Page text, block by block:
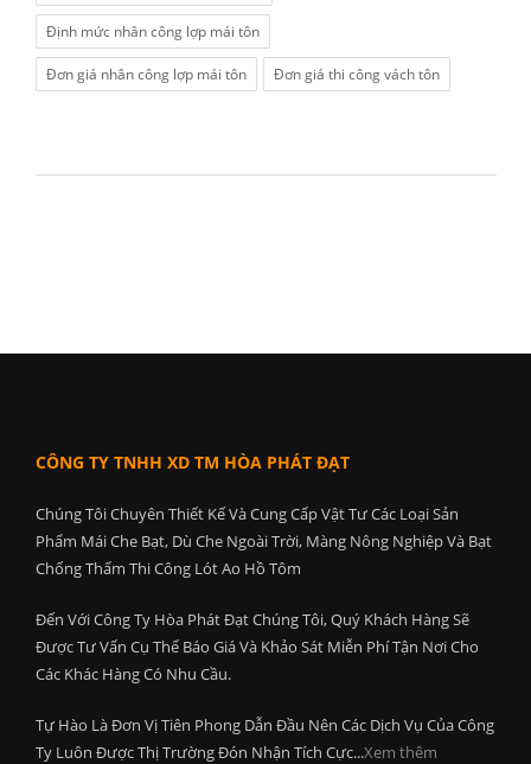
Định mức nhân công lợp mái tôn
Đơn giá nhân công lợp mái tôn Đơn giá thi công vách tôn
CÔNG TY TNHH XD TM HÒA PHÁT ĐẠT
Chúng Tôi Chuyên Thiết Kế Và Cung Cấp Vật Tư Các Loại Sản
Phẩm Mái Che Bạt, Dù Che Ngoài Trời, Màng Nông Nghiệp Và Bạt
Chống Thấm Thi Công Lót Ao Hồ Tôm
Đến Với Công Ty Hòa Phát Đạt Chúng Tôi, Quý Khách Hàng Sẽ
Được Tư Vấn Cụ Thể Báo Giá Và Khảo Sát Miễn Phí Tận Nơi Cho
Các Khác Hàng Có Nhu Cầu.
Tự Hào Là Đơn Vị Tiên Phong Dẫn Đầu Nên Các Dịch Vụ Của Công
Ty Luôn Được Thị Trường Đón Nhận Tích Cực...Xem thêm